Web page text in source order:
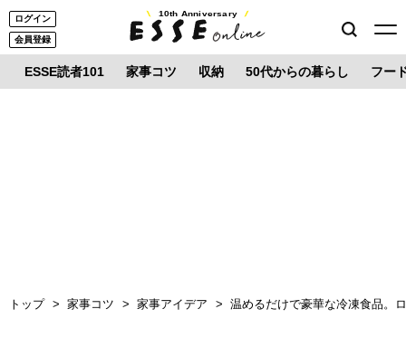
ログイン
会員登録
10th Anniversary
ESSE読者101 家事コツ 収納 50代からの暮らし フー
トップ 家事コツ 家事アイデア 温めるだけで豪華な冷凍食品。